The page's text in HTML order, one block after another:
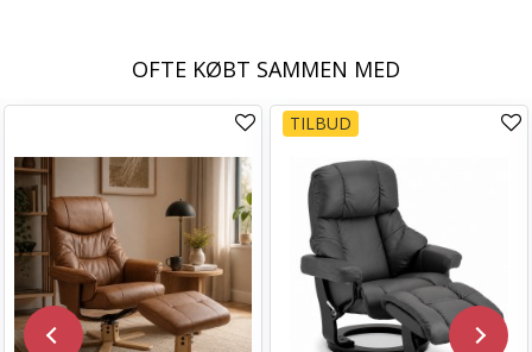
OFTE KØBT SAMMEN MED
TILBUD